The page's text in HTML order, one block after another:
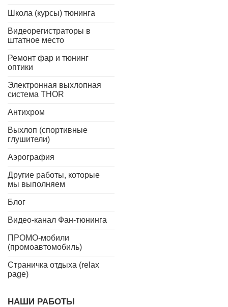
Школа (курсы) тюнинга
Видеорегистраторы в
штатное место
Ремонт фар и тюнинг
оптики
Электронная выхлопная
система THOR
Антихром
Выхлоп (спортивные
глушители)
Аэрография
Другие работы, которые
мы выполняем
Блог
Видео-канал Фан-тюнинга
ПРОМО-мобили
(промоавтомобиль)
Страничка отдыха (relax
page)
НАШИ РАБОТЫ